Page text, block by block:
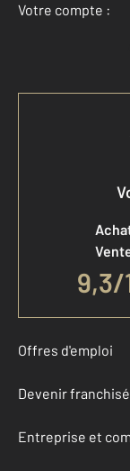
Votre compte :
9,3/
Offres d'emploi
Devenir franchisé
Entreprise et